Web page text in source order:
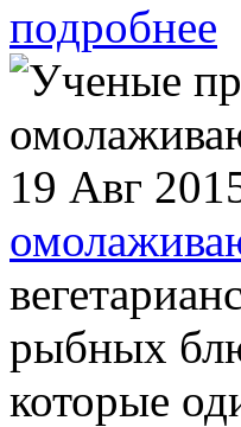
подробнее
19 Авг
рыбных
которые